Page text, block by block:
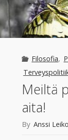
Filosofia,
Meiltä
aita!
By Anssi